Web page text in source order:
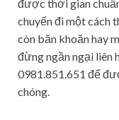
được thời gian
chuyến đi một cách
còn băn khoăn hay
đừng ngần ngại liên
0981.851.651 để
chóng.